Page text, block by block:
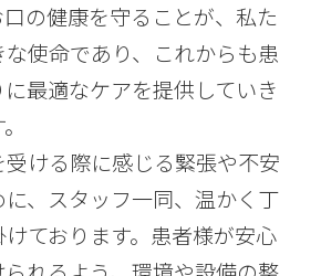
の健康を守ることが、私た
使命であり、これからも患
最適なケアを提供していき
ける際に感じる緊張や不安
、スタッフ一同、温かく丁
ております。患者様が安心